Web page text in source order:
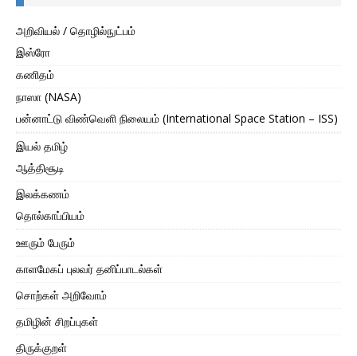
அறிவியல் / தொழில்நுட்பம்
இஸ்ரோ
கணிதம்
நாஸா (NASA)
பன்னாட்டு விண்வெளி நிலையம் (International Space Station – ISS)
இயல் தமிழ்
ஆத்திசூடி
இலக்கணம்
தொல்காப்பியம்
ஊரும் பேரும்
காளமேகப் புலவர் தனிப்பாடல்கள்
சொற்கள் அறிவோம்
தமிழின் சிறப்புகள்
திருக்குறள்